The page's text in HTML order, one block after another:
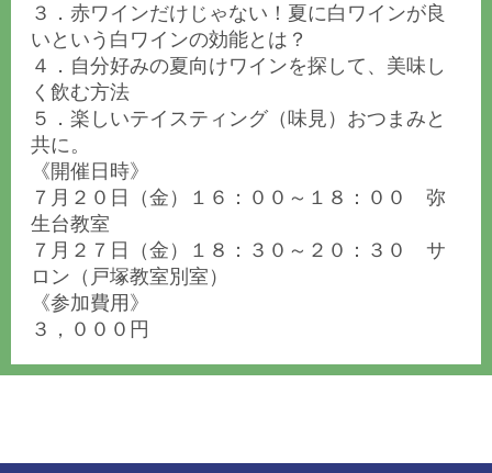
３．赤ワインだけじゃない！夏に白ワインが良
いという白ワインの効能とは？
４．自分好みの夏向けワインを探して、美味し
く飲む方法
５．楽しいテイスティング（味見）おつまみと
共に。
《開催日時》
７月２０日（金）１６：００～１８：００ 弥
生台教室
７月２７日（金）１８：３０～２０：３０ サ
ロン（戸塚教室別室）
《参加費用》
３，０００円